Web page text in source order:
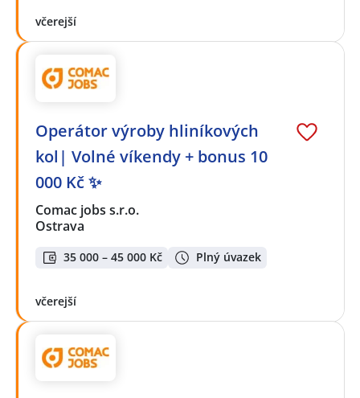
včerejší
Operátor výroby hliníkových
kol| Volné víkendy + bonus 10
000 Kč ✨
Comac jobs s.r.o.
Ostrava
35 000 – 45 000 Kč Plný úvazek
včerejší